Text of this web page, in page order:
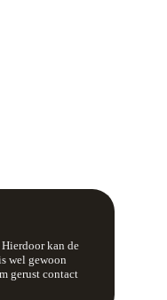
kan de
wel gewoon
gerust contact